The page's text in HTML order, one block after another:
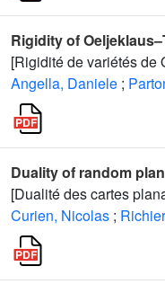
Rigidity of
[Rigidité de variétés de
Angella, Daniele ;
Duality of random
[Dualité des cartes
Curien, Nicolas ;